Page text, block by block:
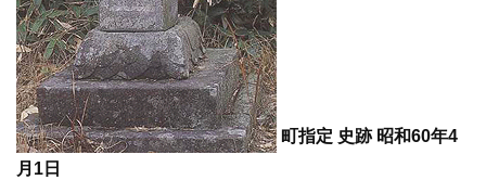
町指定 史跡 昭和60年4
月1日